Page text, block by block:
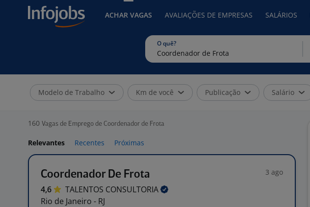
ACHAR VAGAS AVALIAÇÕES DE EMPRESAS SALÁRIOS
O quê?
Modelo de Trabalho Km de você Publicação Salário
160 Vagas de Emprego de Coordenador de Frota
Relevantes Recentes Próximas
Coordenador De Frota 3 ago
4,6 TALENTOS CONSULTORIA
Rio de Janeiro - RJ